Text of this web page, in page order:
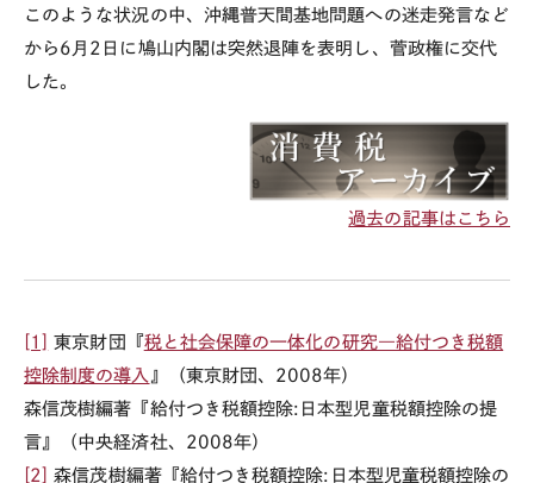
このような状況の中、沖縄普天間基地問題への迷走発言など
から6月2日に鳩山内閣は突然退陣を表明し、菅政権に交代
した。
過去の記事はこちら
[1] 東京財団『税と社会保障の一体化の研究―給付つき税額
控除制度の導入 』（東京財団、 2008年）
森信茂樹編著『給付つき税額控除: 日本型児童税額控除の提
言』（中央経済社、 2008年）
[2] 森信茂樹編著『給付つき税額控除: 日本型児童税額控除の